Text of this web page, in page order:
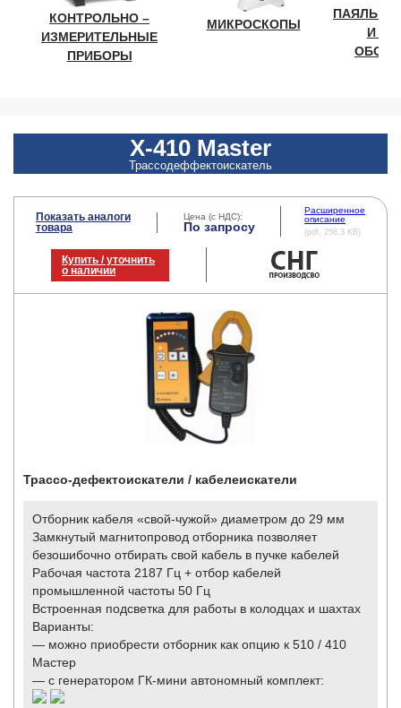
КОНТРОЛЬНО –
ИЗМЕРИТЕЛЬНЫЕ
ПРИБОРЫ
МИКРОСКОПЫ
И
X-410 Master
Трассодеффектоискатель
Показать аналоги
товара
Цена (с НДС):
По запросу
Расширенное
описание
(pdf, 258.3 KB)
Купить / уточнить
о наличии
Трассо-дефектоискатели / кабелеискатели
Отборник кабеля «свой-чужой» диаметром до 29 мм
Замкнутый магнитопровод отборника позволяет
безошибочно отбирать свой кабель в пучке кабелей
Рабочая частота 2187 Гц + отбор кабелей
промышленной частоты 50 Гц
Встроенная подсветка для работы в колодцах и шахтах
Варианты:
— можно приобрести отборник как опцию к 510 / 410
Мастер
— с генератором ГК-мини автономный комплект: